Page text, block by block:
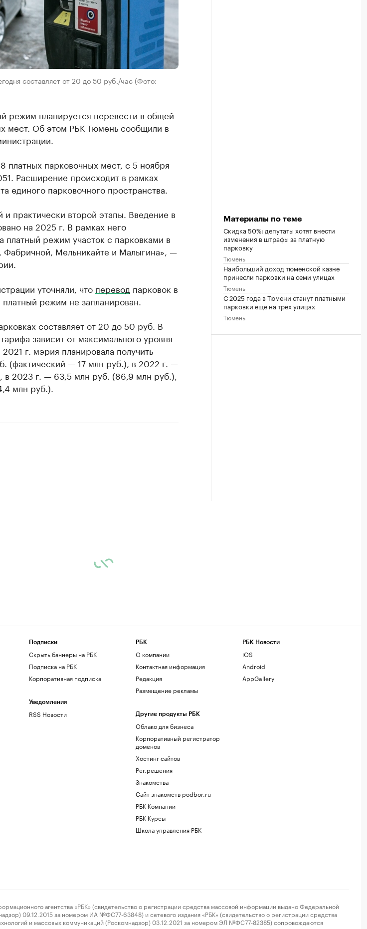
составляет от 20 до 50 руб./час (Фото:
режим планируется перевести в общей
мест. Об этом РБК Тюмень сообщили в
платных парковочных мест, с 5 ноября
Расширение происходит в рамках
единого парковочного пространства.
практически второй этапы. Введение в
на 2025 г. В рамках него
платный режим участок с парковками в
Фабричной, Мельникайте и Малыгина», —
уточняли, что перевод парковок в
режим не запланирован.
составляет от 20 до 50 руб. В
зависит от максимального уровня
г. мэрия планировала получить
(фактический — 17 млн руб.), в 2022 г. —
2023 г. — 63,5 млн руб. (86,9 млн руб.),
млн руб.).
Материалы по теме
Скидка 50%: депутаты хотят внести
изменения в штрафы за платную
парковку
Тюмень
Наибольший доход тюменской казне
принесли парковки на семи улицах
Тюмень
С 2025 года в Тюмени станут платными
парковки еще на трех улицах
Тюмень
Подписки
Скрыть баннеры на РБК
Подписка на РБК
Корпоративная подписка
Уведомления
RSS Новости
РБК
О компании
Контактная информация
Редакция
Размещение рекламы
Другие продукты РБК
Облако для бизнеса
Корпоративный регистратор
доменов
Хостинг сайтов
Рег.решения
Знакомства
Сайт знакомств podbor.ru
РБК Компании
РБК Курсы
Школа управления РБК
РБК Новости
iOS
Android
AppGallery
агентства «РБК» (свидетельство о регистрации средства массовой информации выдано Федеральной
09.12.2015 за номером ИА №ФС77-63848) и сетевого издания «РБК» (свидетельство о регистрации средства
и массовых коммуникаций (Роскомнадзор) 03.12.2021 за номером ЭЛ №ФС77-82385) сопровождаются